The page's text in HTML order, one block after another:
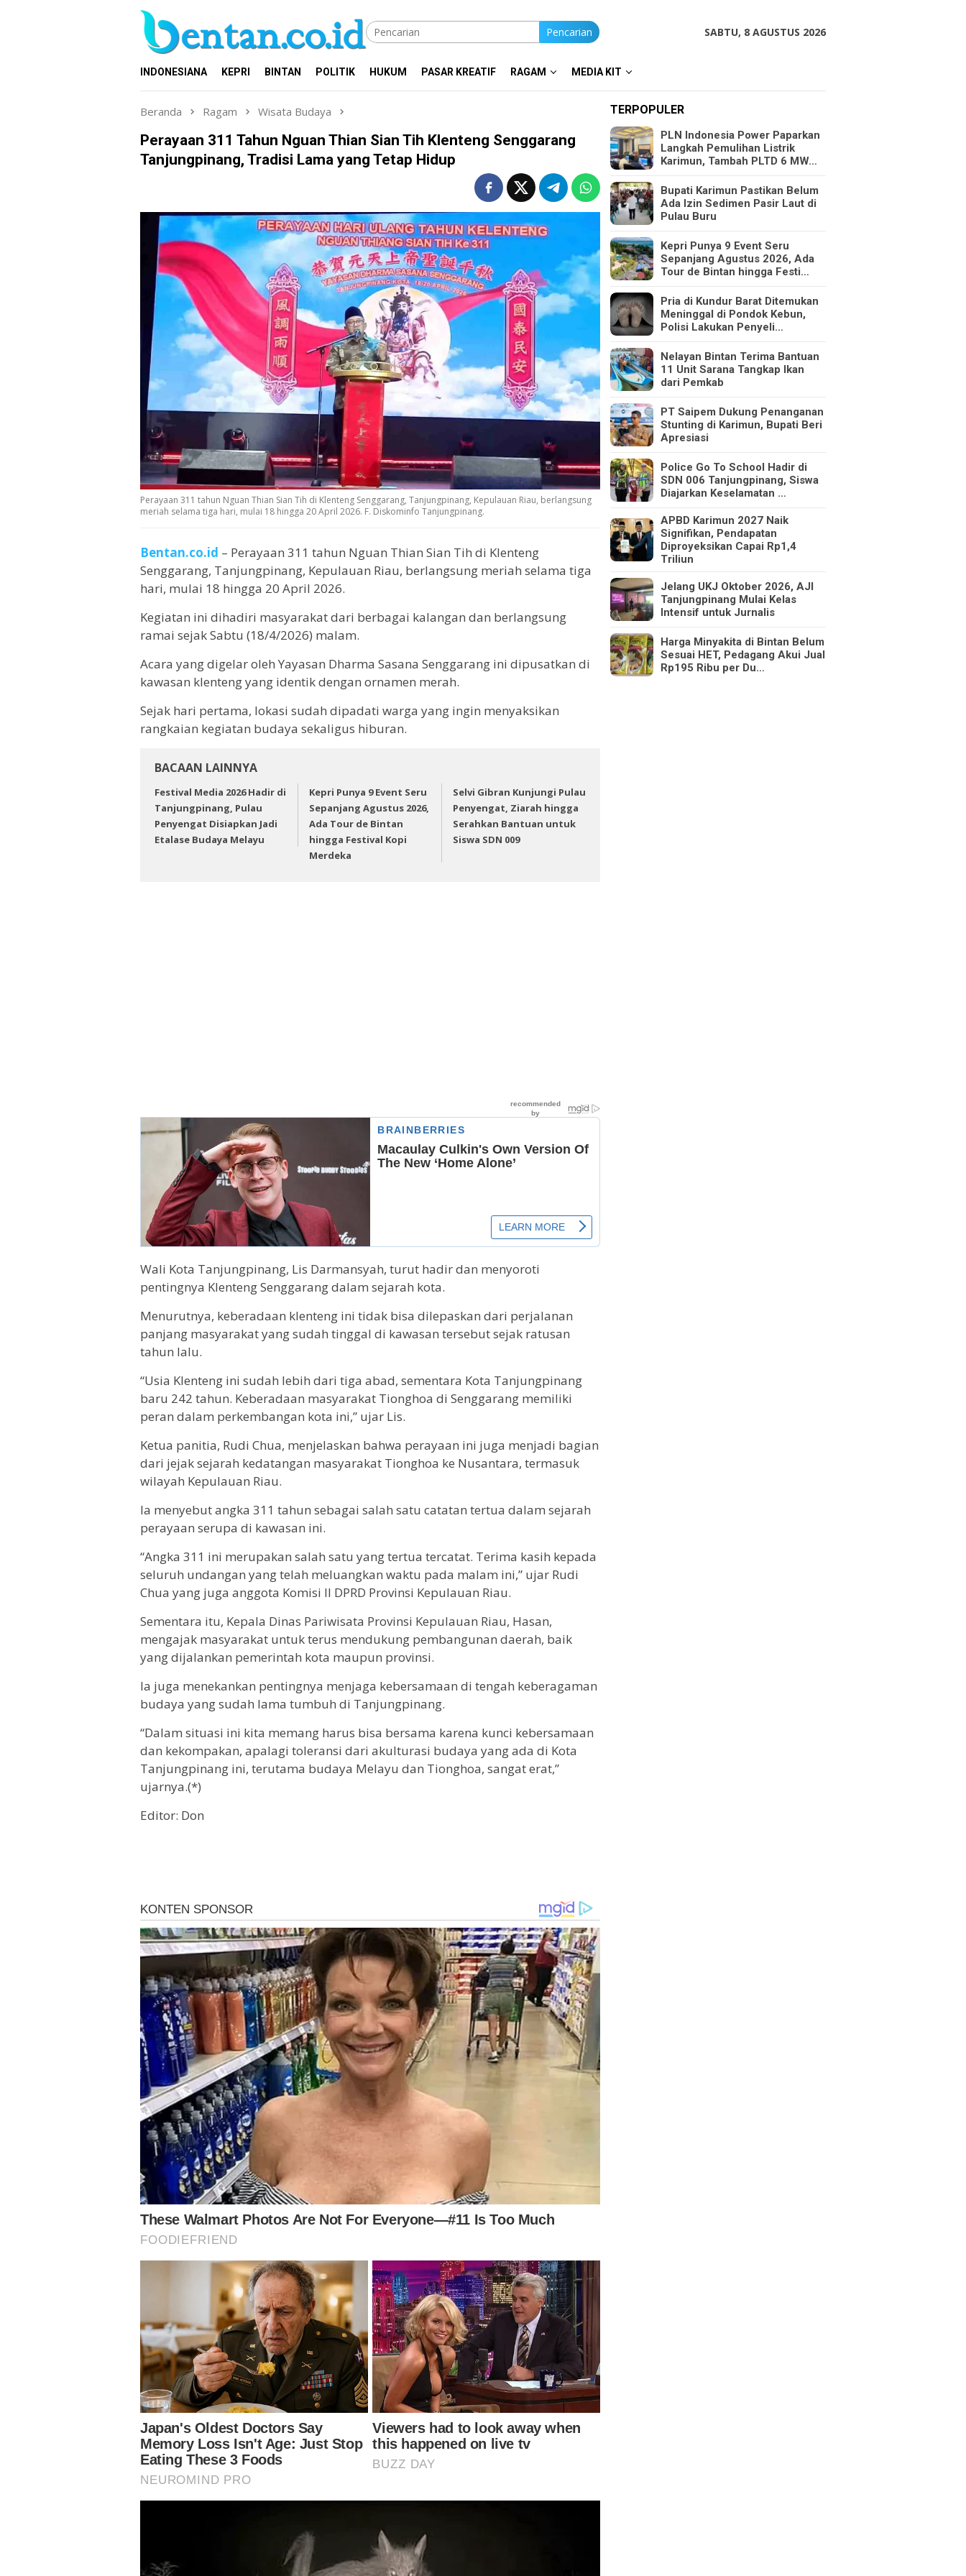
Pencarian SABTU, 8 AGUSTUS 2026
INDONESIANA KEPRI BINTAN POLITIK HUKUM PASAR KREATIF RAGAM MEDIA KIT
Beranda Ragam Wisata Budaya
Perayaan 311 Tahun Nguan Thian Sian Tih Klenteng Senggarang
Tanjungpinang, Tradisi Lama yang Tetap Hidup
Perayaan 311 tahun Nguan Thian Sian Tih di Klenteng Senggarang, Tanjungpinang, Kepulauan Riau, berlangsung
meriah selama tiga hari, mulai 18 hingga 20 April 2026. F. Diskominfo Tanjungpinang.
Bentan.co.id – Perayaan 311 tahun Nguan Thian Sian Tih di Klenteng
Senggarang, Tanjungpinang, Kepulauan Riau, berlangsung meriah selama tiga
hari, mulai 18 hingga 20 April 2026.
Kegiatan ini dihadiri masyarakat dari berbagai kalangan dan berlangsung
ramai sejak Sabtu (18/4/2026) malam.
Acara yang digelar oleh Yayasan Dharma Sasana Senggarang ini dipusatkan di
kawasan klenteng yang identik dengan ornamen merah.
Sejak hari pertama, lokasi sudah dipadati warga yang ingin menyaksikan
rangkaian kegiatan budaya sekaligus hiburan.
BACAAN LAINNYA
Festival Media 2026 Hadir di
Tanjungpinang, Pulau
Penyengat Disiapkan Jadi
Etalase Budaya Melayu
Kepri Punya 9 Event Seru
Sepanjang Agustus 2026,
Ada Tour de Bintan
hingga Festival Kopi
Merdeka
Selvi Gibran Kunjungi Pulau
Penyengat, Ziarah hingga
Serahkan Bantuan untuk
Siswa SDN 009
Wali Kota Tanjungpinang, Lis Darmansyah, turut hadir dan menyoroti
pentingnya Klenteng Senggarang dalam sejarah kota.
Menurutnya, keberadaan klenteng ini tidak bisa dilepaskan dari perjalanan
panjang masyarakat yang sudah tinggal di kawasan tersebut sejak ratusan
tahun lalu.
“Usia Klenteng ini sudah lebih dari tiga abad, sementara Kota Tanjungpinang
baru 242 tahun. Keberadaan masyarakat Tionghoa di Senggarang memiliki
peran dalam perkembangan kota ini,” ujar Lis.
Ketua panitia, Rudi Chua, menjelaskan bahwa perayaan ini juga menjadi bagian
dari jejak sejarah kedatangan masyarakat Tionghoa ke Nusantara, termasuk
wilayah Kepulauan Riau.
Ia menyebut angka 311 tahun sebagai salah satu catatan tertua dalam sejarah
perayaan serupa di kawasan ini.
“Angka 311 ini merupakan salah satu yang tertua tercatat. Terima kasih kepada
seluruh undangan yang telah meluangkan waktu pada malam ini,” ujar Rudi
Chua yang juga anggota Komisi II DPRD Provinsi Kepulauan Riau.
Sementara itu, Kepala Dinas Pariwisata Provinsi Kepulauan Riau, Hasan,
mengajak masyarakat untuk terus mendukung pembangunan daerah, baik
yang dijalankan pemerintah kota maupun provinsi.
Ia juga menekankan pentingnya menjaga kebersamaan di tengah keberagaman
budaya yang sudah lama tumbuh di Tanjungpinang.
“Dalam situasi ini kita memang harus bisa bersama karena kunci kebersamaan
dan kekompakan, apalagi toleransi dari akulturasi budaya yang ada di Kota
Tanjungpinang ini, terutama budaya Melayu dan Tionghoa, sangat erat,”
ujarnya.(*)
Editor: Don
TERPOPULER
PLN Indonesia Power Paparkan
Langkah Pemulihan Listrik
Karimun, Tambah PLTD 6 MW…
Bupati Karimun Pastikan Belum
Ada Izin Sedimen Pasir Laut di
Pulau Buru
Kepri Punya 9 Event Seru
Sepanjang Agustus 2026, Ada
Tour de Bintan hingga Festi…
Pria di Kundur Barat Ditemukan
Meninggal di Pondok Kebun,
Polisi Lakukan Penyeli…
Nelayan Bintan Terima Bantuan
11 Unit Sarana Tangkap Ikan
dari Pemkab
PT Saipem Dukung Penanganan
Stunting di Karimun, Bupati Beri
Apresiasi
Police Go To School Hadir di
SDN 006 Tanjungpinang, Siswa
Diajarkan Keselamatan …
APBD Karimun 2027 Naik
Signifikan, Pendapatan
Diproyeksikan Capai Rp1,4
Triliun
Jelang UKJ Oktober 2026, AJI
Tanjungpinang Mulai Kelas
Intensif untuk Jurnalis
Harga Minyakita di Bintan Belum
Sesuai HET, Pedagang Akui Jual
Rp195 Ribu per Du…